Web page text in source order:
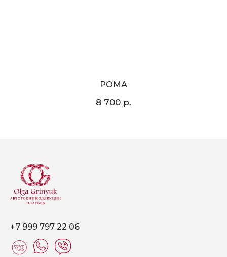
РОМА
8 700 р.
+7 999 797 22 06